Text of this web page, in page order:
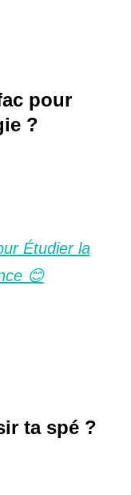
pour
?
Étudier la
😊
ta spé ?